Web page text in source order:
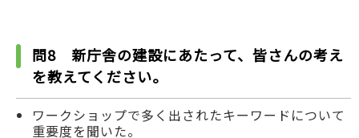
問8 新庁舎の建設にあたって、皆さんの考え
を教えてください。
ワークショップで多く出されたキーワードについて
重要度を聞いた。